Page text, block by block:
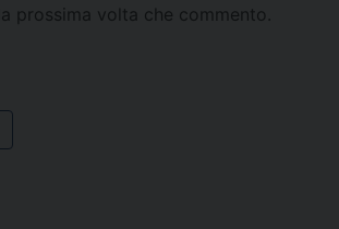
prossima volta che commento.